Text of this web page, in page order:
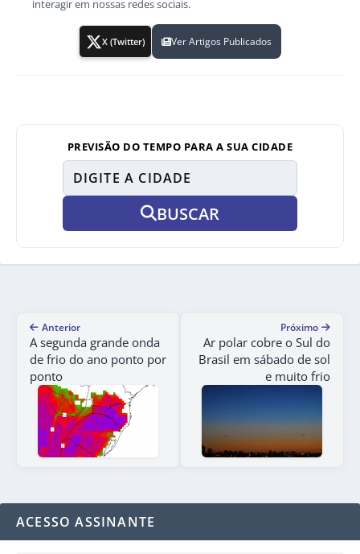
interagir em nossas redes sociais.
X (Twitter) Ver Artigos Publicados
PREVISÃO DO TEMPO PARA A SUA CIDADE
BUSCAR
Anterior
A segunda grande onda
de frio do ano ponto por
ponto
Próximo
Ar polar cobre o Sul do
Brasil em sábado de sol
e muito frio
ACESSO ASSINANTE